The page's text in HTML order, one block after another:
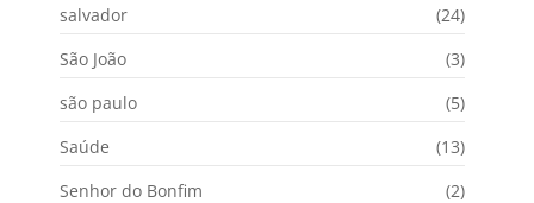
salvador
(24)
São João
(3)
são paulo
(5)
Saúde
(13)
Senhor do Bonfim
(2)